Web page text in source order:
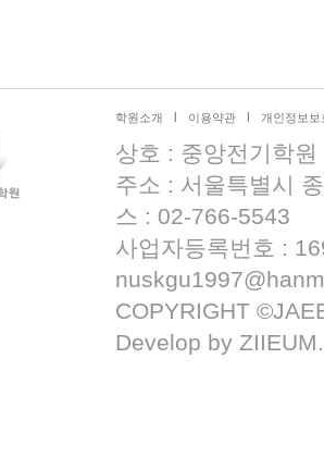
학원소개 이용약관 개인정보보
상호 : 중앙전기학
주소 : 서울특별시
스 : 02-766-5543
사업자등록번호 :
COPYRIGHT
Develop by